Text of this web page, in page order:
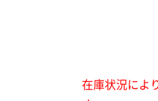
在庫状況によ